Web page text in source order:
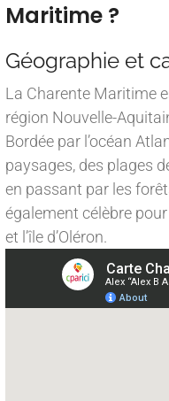
Maritime ?
Géographie et
La Charente Maritime
région Nouvelle-
Bordée par l’océan
paysages, des plages
en passant par les
également célèbre
et l’île d’Oléron.